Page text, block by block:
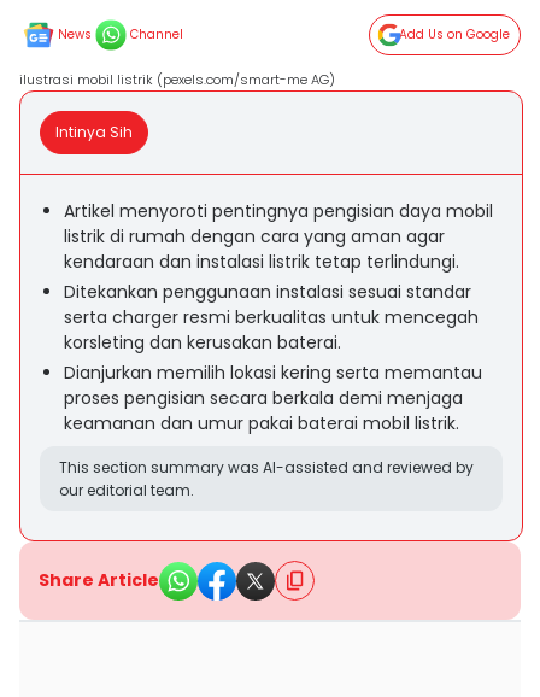
News Channel Add Us on Google
ilustrasi mobil listrik (pexels.com/smart-me AG)
Intinya Sih
Artikel menyoroti pentingnya pengisian daya mobil
listrik di rumah dengan cara yang aman agar
kendaraan dan instalasi listrik tetap terlindungi.
Ditekankan penggunaan instalasi sesuai standar
serta charger resmi berkualitas untuk mencegah
korsleting dan kerusakan baterai.
Dianjurkan memilih lokasi kering serta memantau
proses pengisian secara berkala demi menjaga
keamanan dan umur pakai baterai mobil listrik.
This section summary was AI-assisted and reviewed by
our editorial team.
Share Article